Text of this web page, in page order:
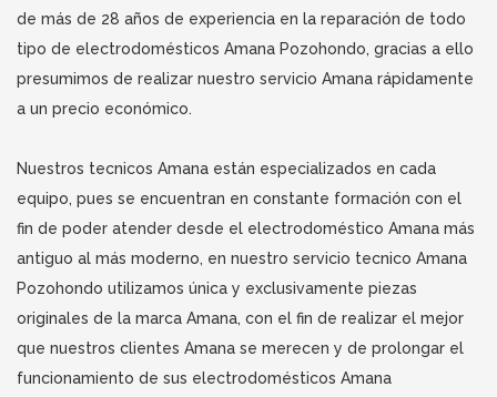
de más de 28 años de experiencia en la reparación de todo
tipo de electrodomésticos Amana Pozohondo, gracias a ello
presumimos de realizar nuestro servicio Amana rápidamente
a un precio económico.
Nuestros tecnicos Amana están especializados en cada
equipo, pues se encuentran en constante formación con el
fin de poder atender desde el electrodoméstico Amana más
antiguo al más moderno, en nuestro servicio tecnico Amana
Pozohondo utilizamos única y exclusivamente piezas
originales de la marca Amana, con el fin de realizar el mejor
que nuestros clientes Amana se merecen y de prolongar el
funcionamiento de sus electrodomésticos Amana